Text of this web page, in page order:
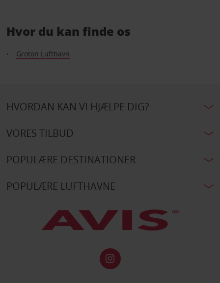
Hvor du kan finde os
Groton Lufthavn
HVORDAN KAN VI HJÆLPE DIG?
VORES TILBUD
POPULÆRE DESTINATIONER
POPULÆRE LUFTHAVNE